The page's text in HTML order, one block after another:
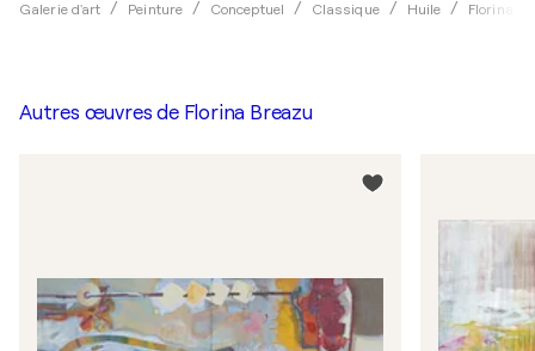
Galerie d'art Peinture Conceptuel Classique Huile Florina
Autres œuvres de Florina Breazu